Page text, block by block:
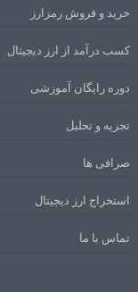
خرید و فروش رمزارز
کسب درآمد از ارز دیجیتال
دوره رایگان آموزشی
تجزیه و تحلیل
صرافی ها
استخراج ارز دیجیتال
تماس با ما